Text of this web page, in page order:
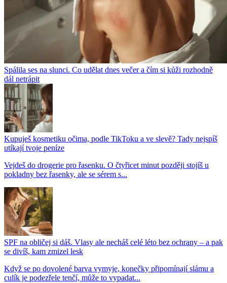
Spálila ses na slunci. Co udělat dnes večer a čím si kůži rozhodně
dál netrápit
Kupuješ kosmetiku očima, podle TikToku a ve slevě? Tady nejspíš
utíkají tvoje peníze
Vejdeš do drogerie pro řasenku. O čtyřicet minut později stojíš u
pokladny bez řasenky, ale se sérem s...
SPF na obličej si dáš. Vlasy ale necháš celé léto bez ochrany – a pak
se divíš, kam zmizel lesk
Když se po dovolené barva vymyje, konečky připomínají slámu a
culík je podezřele tenčí, může to vypadat...